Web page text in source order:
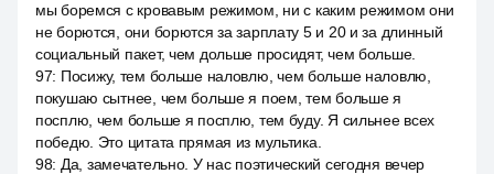
мы боремся с кровавым режимом, ни с каким режимом они
не борются, они борются за зарплату 5 и 20 и за длинный
социальный пакет, чем дольше просидят, чем больше.
97: Посижу, тем больше наловлю, чем больше наловлю,
покушаю сытнее, чем больше я поем, тем больше я
посплю, чем больше я посплю, тем буду. Я сильнее всех
победю. Это цитата прямая из мультика.
98: Да, замечательно. У нас поэтический сегодня вечер